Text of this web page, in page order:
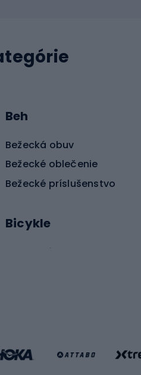
Beh
Bežecká obuv
Bežecké oblečenie
Bežecké príslušenstvo
Bicykle
Elektrické bicykle
Bicykle pre deti